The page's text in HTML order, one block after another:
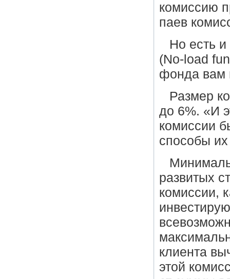
комиссию
паев
Но есть
(No-load
фонда вам
Размер
до 6%. «И
комиссии
способы
развитых
комиссии,
клиента
этой